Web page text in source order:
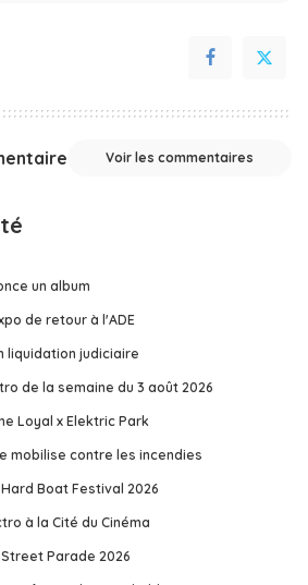
Voir les commentaires
un album
de retour à l'ADE
liquidation judiciaire
de la semaine du 3 août 2026
Loyal x Elektric Park
mobilise contre les incendies
Boat Festival 2026
à la Cité du Cinéma
Parade 2026